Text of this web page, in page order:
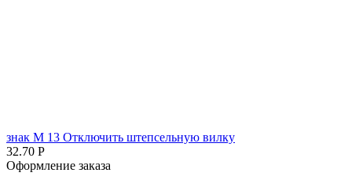
знак М 13 Отключить штепсельную вилку
32.70 Р
Оформление заказа